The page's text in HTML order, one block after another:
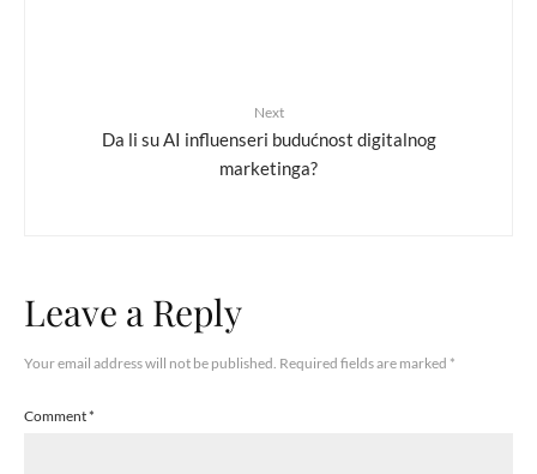
Next
Da li su AI influenseri budućnost digitalnog
marketinga?
Leave a Reply
Your email address will not be published. Required fields are marked *
Comment*